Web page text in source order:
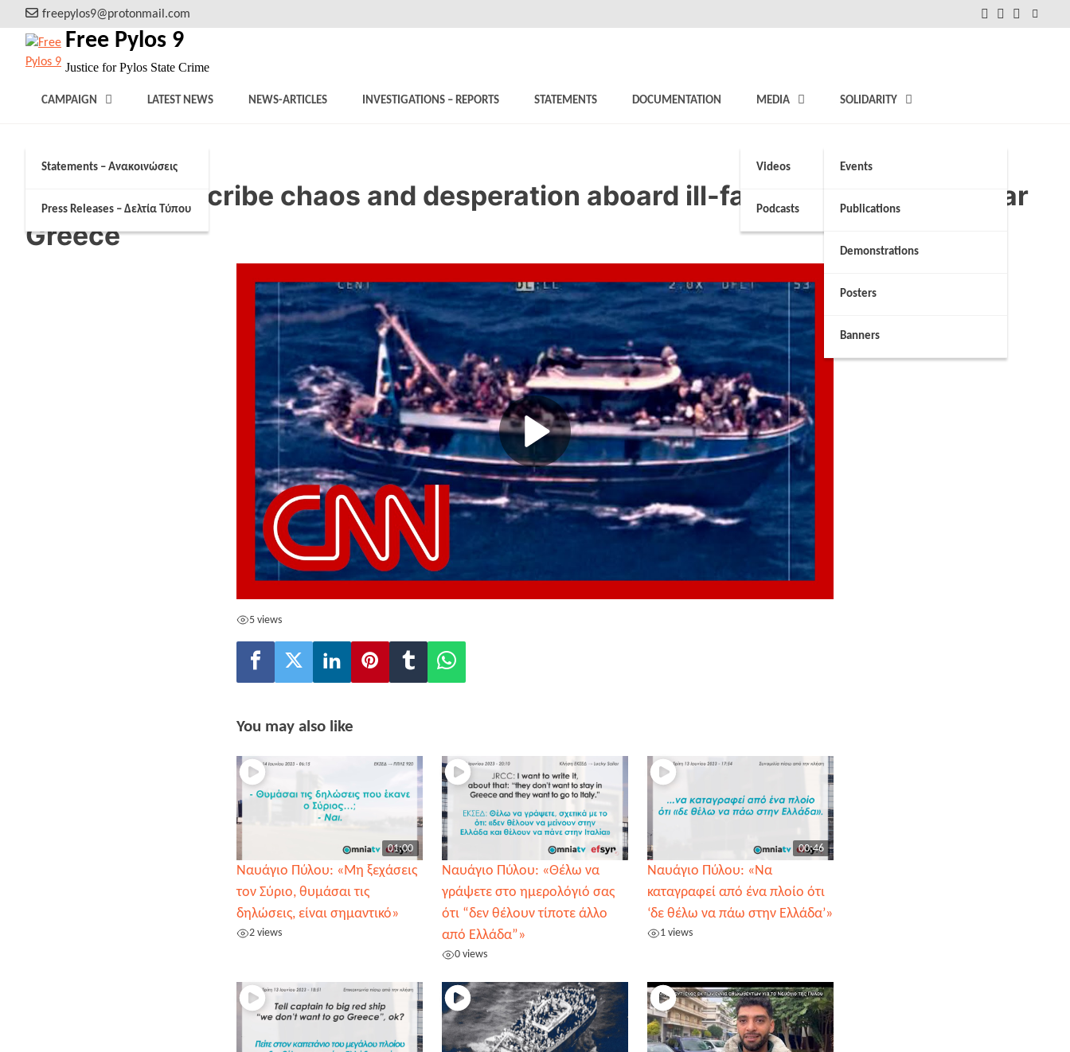
to
content
freepylos9@protonmail.com
FB Instagram
Twitter
Free Pylos 9
Justice for Pylos State Crime
CAMPAIGN
Statements – Ανακοινώσεις
Press Releases – Δελτία Τύπου
LATEST NEWS NEWS-ARTICLES INVESTIGATIONS – REPORTS STATEMENTS DOCUMENTATION MEDIA
Videos
Podcasts
SOLIDARITY
Events
Publications
Demonstrations
Posters
Banners
Survivors describe chaos and desperation aboard ill-fated migrant boat near
Greece
5 views
You may also like
01:00
Ναυάγιο Πύλου: «Μη ξεχάσεις
τον Σύριο, θυμάσαι τις
δηλώσεις, είναι σημαντικό»
2 views
Ναυάγιο Πύλου: «Θέλω να
γράψετε στο ημερολόγιό σας
ότι “δεν θέλουν τίποτε άλλο
από Ελλάδα”»
0 views
00:46
Ναυάγιο Πύλου: «Να
καταγραφεί από ένα πλοίο ότι
‘δε θέλω να πάω στην Ελλάδα’»
1 views